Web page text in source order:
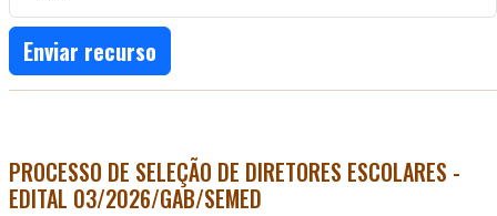
Enviar recurso
PROCESSO DE SELEÇÃO DE DIRETORES ESCOLARES -
EDITAL 03/2026/GAB/SEMED